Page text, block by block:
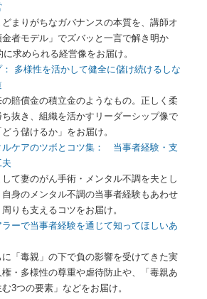
まりがちなガバナンスの本質を、講師オ
者モデル」でズバッと一言で解き明か
求められる経営像をお届け。
多様性を活かして健全に儲け続けるしな
賠償金の積立金のようなもの。正しく柔
抜き、組織を活かすリーダーシップ像で
う儲けるか」をお届け。
ルケアのツボとコツ集： 当事者経験・支
して妻のがん手術・メンタル不調を夫とし
身のメンタル不調の当事者経験もあわせ
りも支えるコツをお届け。
ラーで当事者経験を通じて知ってほしいあ
「毒親」の下で負の影響を受けてきた実
・多様性の尊重や虐待防止や、「毒親あ
3つの要素」などをお届け。